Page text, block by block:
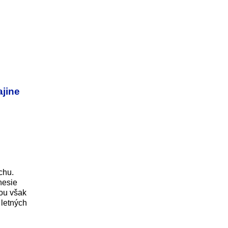
však